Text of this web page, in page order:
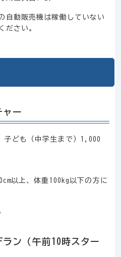
自動販売機は稼働していない
ださい。
ャー
ども（中学生まで）1,000
以上、体重100kg以下の方に
ン（午前10時スター